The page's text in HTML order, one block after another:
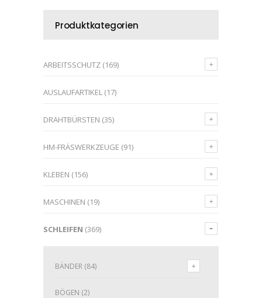
Produktkategorien
ARBEITSSCHUTZ (169)
AUSLAUFARTIKEL (17)
DRAHTBÜRSTEN (35)
HM-FRÄSWERKZEUGE (91)
KLEBEN (156)
MASCHINEN (19)
SCHLEIFEN (369)
BÄNDER (84)
BÖGEN (2)